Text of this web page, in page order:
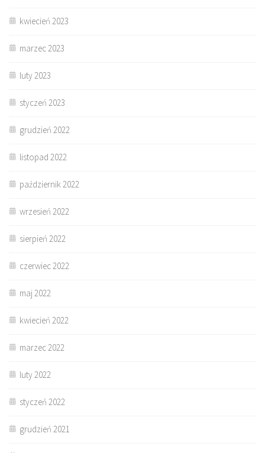
kwiecień 2023
marzec 2023
luty 2023
styczeń 2023
grudzień 2022
listopad 2022
październik 2022
wrzesień 2022
sierpień 2022
czerwiec 2022
maj 2022
kwiecień 2022
marzec 2022
luty 2022
styczeń 2022
grudzień 2021